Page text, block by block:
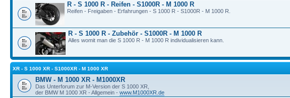
R - S 1000 R - Reifen - S1000R - M 1000 R
Reifen - Freigaben - Erfahrungen - S 1000 R - S1000R - M 1000 R.
R - S 1000 R - Zubehör - S1000R - M 1000 R
Alles womit man die S 1000 R - M 1000 R individualisieren kann.
XR - S 1000 XR - S1000XR - M 1000 XR
BMW - M 1000 XR - M1000XR
Das Unterforum zur M-Version der S 1000 XR,
der BMW M 1000 XR - Allgemein - www.M1000XR.de